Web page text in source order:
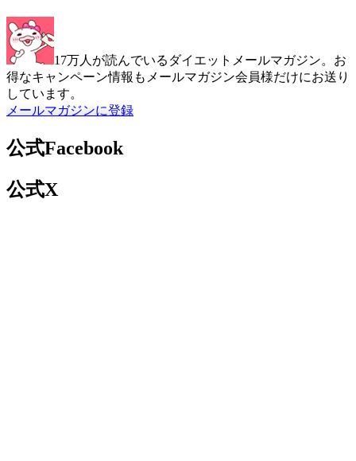
17万人が読んでいるダイエットメールマガジン。お
得なキャンペーン情報もメールマガジン会員様だけにお送り
しています。
メールマガジンに登録
公式Facebook
公式X